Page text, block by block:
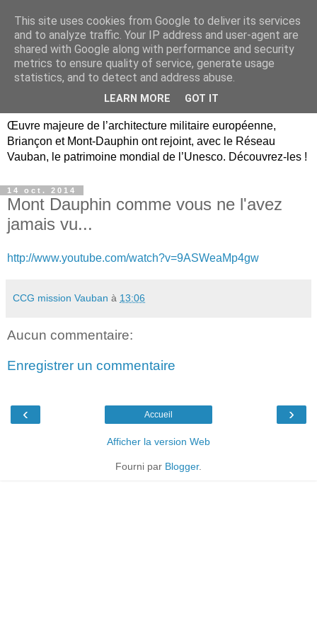
Briançon, Mont-Dauphin,
Vauban Unesco Hautes-
Œuvre majeure de l’architecture militaire européenne,
Briançon et Mont-Dauphin ont rejoint, avec le Réseau
Vauban, le patrimoine mondial de l’Unesco. Découvrez-les !
14 oct. 2014
Mont Dauphin comme vous ne l'avez
jamais vu...
http://www.youtube.com/watch?v=9ASWeaMp4gw
CCG mission Vauban à 13:06
Aucun commentaire:
Enregistrer un commentaire
‹ ›
Accueil
Afficher la version Web
Fourni par Blogger.
This site uses cookies from Google to deliver its services
and to analyze traffic. Your IP address and user-agent are
shared with Google along with performance and security
metrics to ensure quality of service, generate usage
statistics, and to detect and address abuse.
LEARN MORE GOT IT